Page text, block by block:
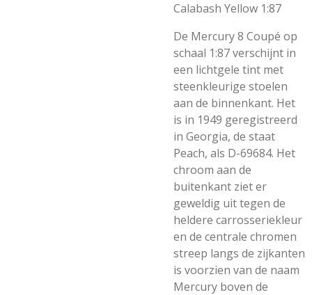
Calabash Yellow 1:87
De Mercury 8 Coupé op
schaal 1:87 verschijnt in
een lichtgele tint met
steenkleurige stoelen
aan de binnenkant. Het
is in 1949 geregistreerd
in Georgia, de staat
Peach, als D-69684. Het
chroom aan de
buitenkant ziet er
geweldig uit tegen de
heldere carrosseriekleur
en de centrale chromen
streep langs de zijkanten
is voorzien van de naam
Mercury boven de